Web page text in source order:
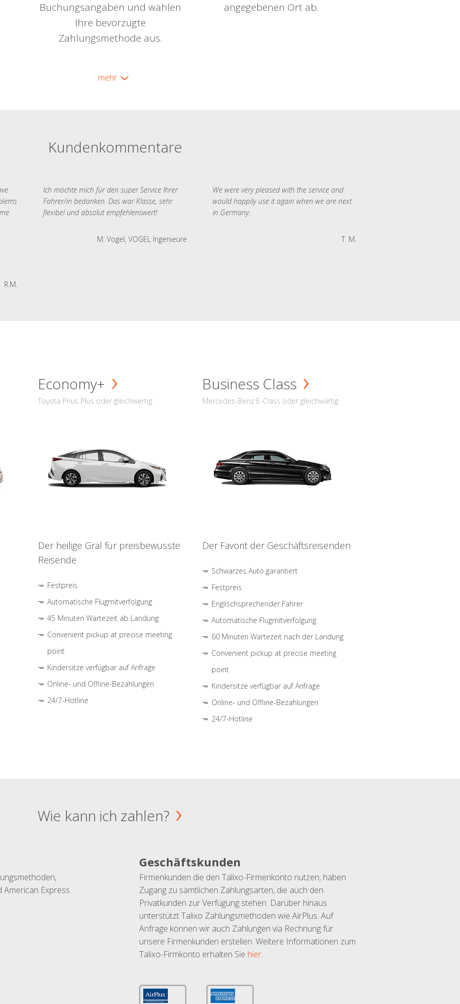
Buchungsangaben und wählen
Ihre bevorzugte
Zahlungsmethode aus.
angegebenen Ort ab.
mehr
Kundenkommentare
R.M.
Ich möchte mich für den super Service Ihrer
Fahrer/in bedanken. Das war Klasse, sehr
flexibel und absolut empfehlenswert!
M. Vogel, VOGEL Ingenieure
We were very pleased with the service and
would happily use it again when we are next
in Germany.
T. M.
Economy+
Toyota Prius Plus oder gleichwertig
Der heilige Gral für preisbewusste
Reisende
Festpreis
Automatische Flugmitverfolgung
45 Minuten Wartezeit ab Landung
Convenient pickup at precise meeting
point
Kindersitze verfügbar auf Anfrage
Online- und Offline-Bezahlungen
24/7-Hotline
Business Class
Mercedes-Benz E-Class oder gleichwärtig
Der Favorit der Geschäftsreisenden
Schwarzes Auto garantiert
Festpreis
Englischsprechender Fahrer
Automatische Flugmitverfolgung
60 Minuten Wartezeit nach der Landung
Convenient pickup at precise meeting
point
Kindersitze verfügbar auf Anfrage
Online- und Offline-Bezahlungen
24/7-Hotline
Wie kann ich zahlen?
American Express.
Geschäftskunden
Firmenkunden die den Talixo-Firmenkonto nutzen, haben
Zugang zu sämtlichen Zahlungsarten, die auch den
Privatkunden zur Verfügung stehen. Darüber hinaus
unterstützt Talixo Zahlungsmethoden wie AirPlus. Auf
Anfrage können wir auch Zahlungen via Rechnung für
unsere Firmenkunden erstellen. Weitere Informationen zum
Talixo-Firmkonto erhalten Sie hier.